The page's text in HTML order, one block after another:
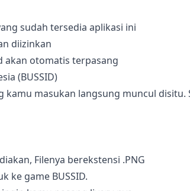
sudah tersedia aplikasi ini
diizinkan
akan otomatis terpasang
(BUSSID)
kamu masukan langsung muncul
Filenya berekstensi .PNG
ke game BUSSID.